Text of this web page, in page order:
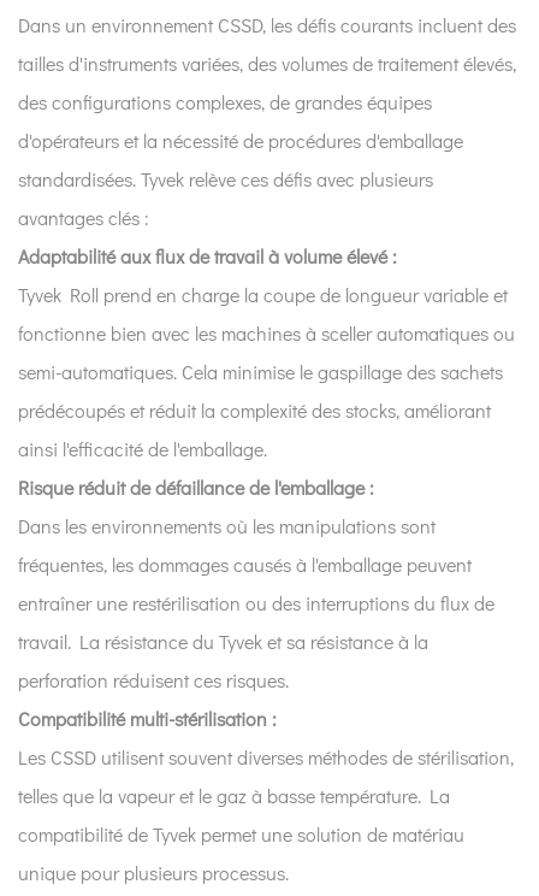
Dans un environnement CSSD, les défis courants incluent des
tailles d'instruments variées, des volumes de traitement élevés,
des configurations complexes, de grandes équipes
d'opérateurs et la nécessité de procédures d'emballage
standardisées. Tyvek relève ces défis avec plusieurs
avantages clés :
Adaptabilité aux flux de travail à volume élevé :
Tyvek Roll prend en charge la coupe de longueur variable et
fonctionne bien avec les machines à sceller automatiques ou
semi-automatiques. Cela minimise le gaspillage des sachets
prédécoupés et réduit la complexité des stocks, améliorant
ainsi l'efficacité de l'emballage.
Risque réduit de défaillance de l'emballage :
Dans les environnements où les manipulations sont
fréquentes, les dommages causés à l'emballage peuvent
entraîner une restérilisation ou des interruptions du flux de
travail. La résistance du Tyvek et sa résistance à la
perforation réduisent ces risques.
Compatibilité multi-stérilisation :
Les CSSD utilisent souvent diverses méthodes de stérilisation,
telles que la vapeur et le gaz à basse température. La
compatibilité de Tyvek permet une solution de matériau
unique pour plusieurs processus.